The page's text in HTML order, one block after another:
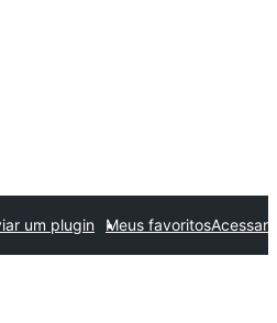
um plugin Meus favoritosAcessar